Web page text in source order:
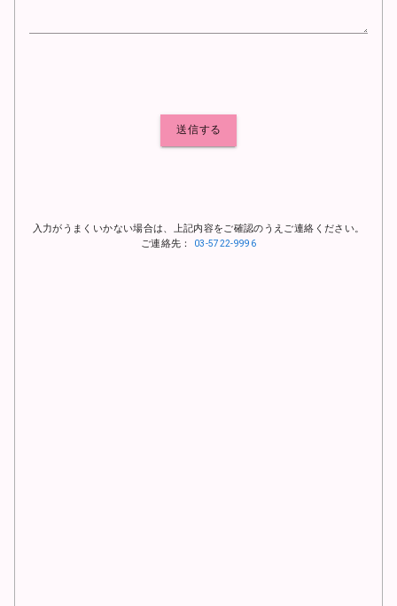
送信する
入力がうまくいかない場合は、上記内容をご確認のうえご連絡ください。
ご連絡先： 03-5722-9996